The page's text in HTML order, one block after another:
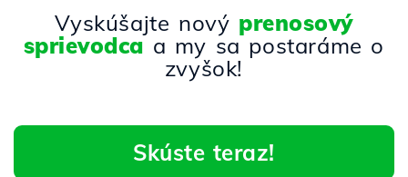
Vyskúšajte nový prenosový
sprievodca a my sa postaráme o
zvyšok!
Skúste teraz!